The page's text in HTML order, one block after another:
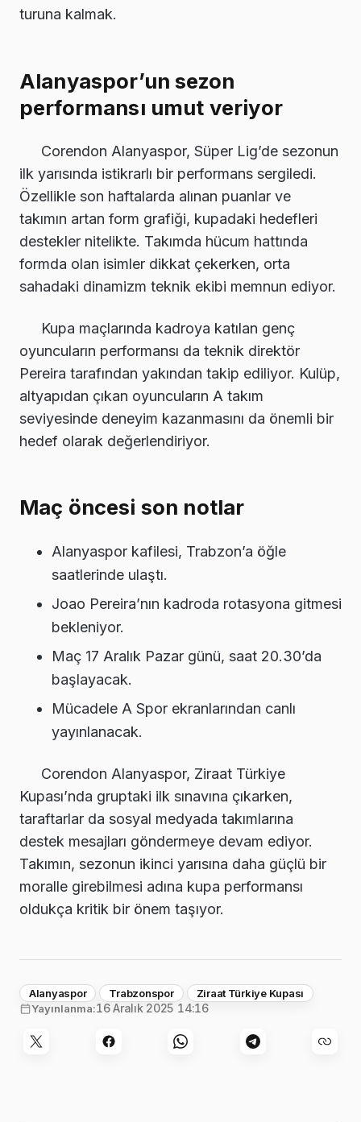
turuna kalmak.
Alanyaspor’un sezon
performansı umut veriyor
Corendon Alanyaspor, Süper Lig’de sezonun
ilk yarısında istikrarlı bir performans sergiledi.
Özellikle son haftalarda alınan puanlar ve
takımın artan form grafiği, kupadaki hedefleri
destekler nitelikte. Takımda hücum hattında
formda olan isimler dikkat çekerken, orta
sahadaki dinamizm teknik ekibi memnun ediyor.
Kupa maçlarında kadroya katılan genç
oyuncuların performansı da teknik direktör
Pereira tarafından yakından takip ediliyor. Kulüp,
altyapıdan çıkan oyuncuların A takım
seviyesinde deneyim kazanmasını da önemli bir
hedef olarak değerlendiriyor.
Maç öncesi son notlar
Alanyaspor kafilesi, Trabzon’a öğle
saatlerinde ulaştı.
Joao Pereira’nın kadroda rotasyona gitmesi
bekleniyor.
Maç 17 Aralık Pazar günü, saat 20.30’da
başlayacak.
Mücadele A Spor ekranlarından canlı
yayınlanacak.
Corendon Alanyaspor, Ziraat Türkiye
Kupası’nda gruptaki ilk sınavına çıkarken,
taraftarlar da sosyal medyada takımlarına
destek mesajları göndermeye devam ediyor.
Takımın, sezonun ikinci yarısına daha güçlü bir
moralle girebilmesi adına kupa performansı
oldukça kritik bir önem taşıyor.
Alanyaspor Trabzonspor
Ziraat Türkiye Kupası
Yayınlanma:16 Aralık 2025 14:16